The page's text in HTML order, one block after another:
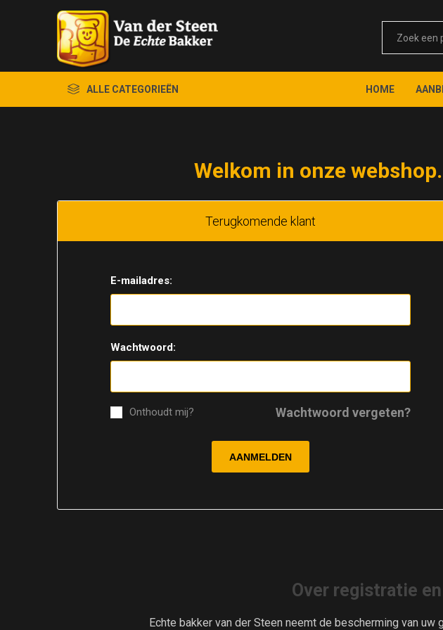
ALLE CATEGORIEËN HOME
Welkom in onze
Terugkomende klant
E-mailadres:
Wachtwoord:
Wachtwoord vergeten?
Onthoudt mij?
Over registratie
Echte bakker van der Steen neemt de bescherming van